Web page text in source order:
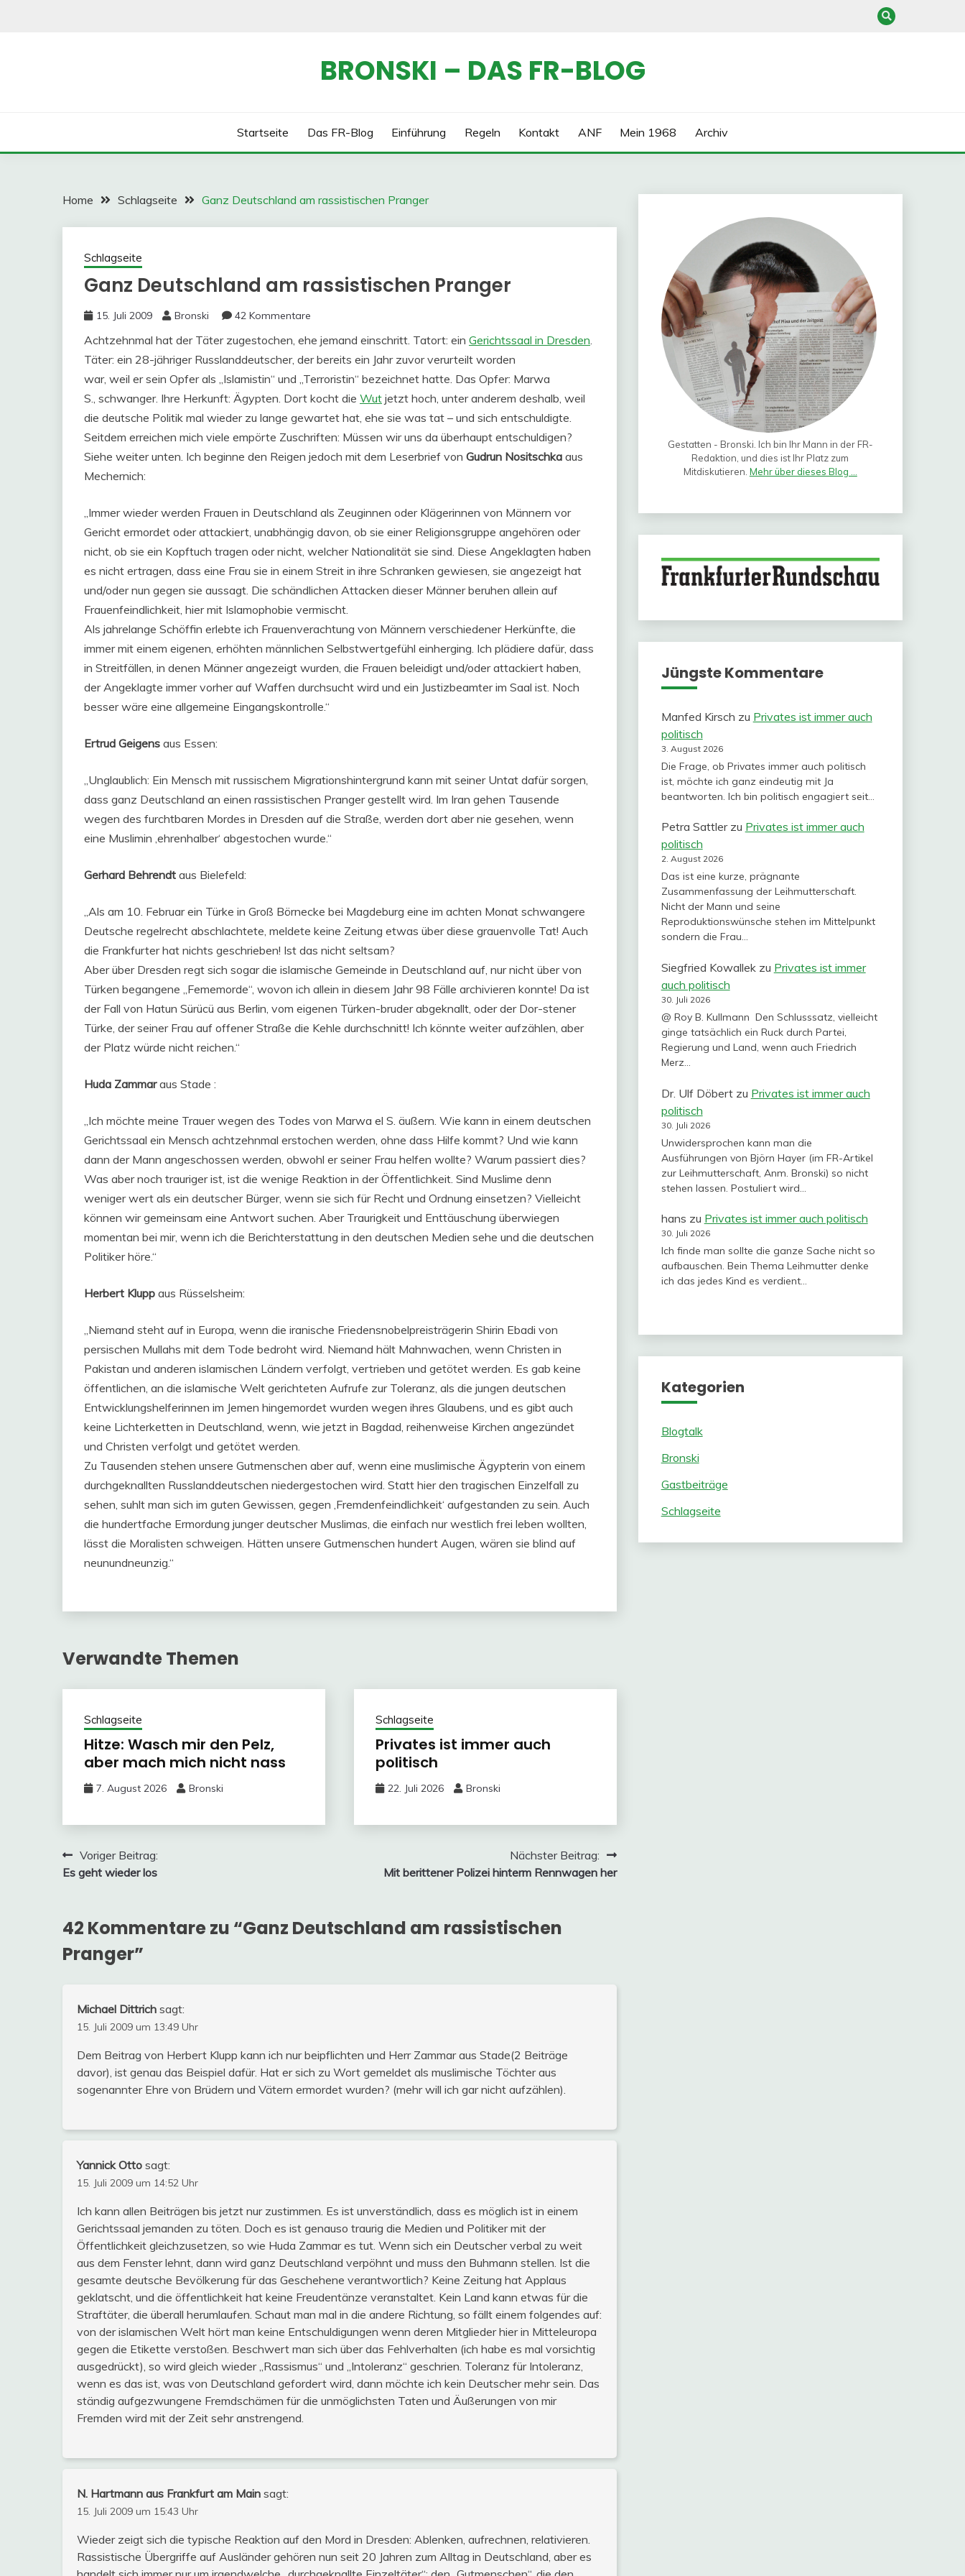
BRONSKI – DAS FR-BLOG
Startseite Das FR-Blog Einführung Regeln Kontakt ANF Mein 1968 Archiv
Home Schlagseite Ganz Deutschland am rassistischen Pranger
Schlagseite
Ganz Deutschland am rassistischen Pranger
15. Juli 2009 Bronski 42 Kommentare
Achtzehnmal hat der Täter zugestochen, ehe jemand einschritt. Tatort: ein Gerichtssaal in Dresden.
Täter: ein 28-jähriger Russlanddeutscher, der bereits ein Jahr zuvor verurteilt worden
war, weil er sein Opfer als „Islamistin“ und „Terroristin“ bezeichnet hatte. Das Opfer: Marwa
S., schwanger. Ihre Herkunft: Ägypten. Dort kocht die Wut jetzt hoch, unter anderem deshalb, weil
die deutsche Politik mal wieder zu lange gewartet hat, ehe sie was tat – und sich entschuldigte.
Seitdem erreichen mich viele empörte Zuschriften: Müssen wir uns da überhaupt entschuldigen?
Siehe weiter unten. Ich beginne den Reigen jedoch mit dem Leserbrief von Gudrun Nositschka aus
Mechernich:
„Immer wieder werden Frauen in Deutschland als Zeuginnen oder Klägerinnen von Männern vor
Gericht ermordet oder attackiert, unabhängig davon, ob sie einer Religionsgruppe angehören oder
nicht, ob sie ein Kopftuch tragen oder nicht, welcher Nationalität sie sind. Diese Angeklagten haben
es nicht ertragen, dass eine Frau sie in einem Streit in ihre Schranken gewiesen, sie angezeigt hat
und/oder nun gegen sie aussagt. Die schändlichen Attacken dieser Männer beruhen allein auf
Frauenfeindlichkeit, hier mit Islamophobie vermischt.
Als jahrelange Schöffin erlebte ich Frauenverachtung von Männern verschiedener Herkünfte, die
immer mit einem eigenen, erhöhten männlichen Selbstwertgefühl einherging. Ich plädiere dafür, dass
in Streitfällen, in denen Männer angezeigt wurden, die Frauen beleidigt und/oder attackiert haben,
der Angeklagte immer vorher auf Waffen durchsucht wird und ein Justizbeamter im Saal ist. Noch
besser wäre eine allgemeine Eingangskontrolle.“
Ertrud Geigens aus Essen:
„Unglaublich: Ein Mensch mit russischem Migrationshintergrund kann mit seiner Untat dafür sorgen,
dass ganz Deutschland an einen rassistischen Pranger gestellt wird. Im Iran gehen Tausende
wegen des furchtbaren Mordes in Dresden auf die Straße, werden dort aber nie gesehen, wenn
eine Muslimin ‚ehrenhalber‘ abgestochen wurde.“
Gerhard Behrendt aus Bielefeld:
„Als am 10. Februar ein Türke in Groß Börnecke bei Magdeburg eine im achten Monat schwangere
Deutsche regelrecht abschlachtete, meldete keine Zeitung etwas über diese grauenvolle Tat! Auch
die Frankfurter hat nichts geschrieben! Ist das nicht seltsam?
Aber über Dresden regt sich sogar die islamische Gemeinde in Deutschland auf, nur nicht über von
Türken begangene „Fememorde“, wovon ich allein in diesem Jahr 98 Fälle archivieren konnte! Da ist
der Fall von Hatun Sürücü aus Berlin, vom eigenen Türken-bruder abgeknallt, oder der Dor-stener
Türke, der seiner Frau auf offener Straße die Kehle durchschnitt! Ich könnte weiter aufzählen, aber
der Platz würde nicht reichen.“
Huda Zammaraus Stade :
„Ich möchte meine Trauer wegen des Todes von Marwa el S. äußern. Wie kann in einem deutschen
Gerichtssaal ein Mensch achtzehnmal erstochen werden, ohne dass Hilfe kommt? Und wie kann
dann der Mann angeschossen werden, obwohl er seiner Frau helfen wollte? Warum passiert dies?
Was aber noch trauriger ist, ist die wenige Reaktion in der Öffentlichkeit. Sind Muslime denn
weniger wert als ein deutscher Bürger, wenn sie sich für Recht und Ordnung einsetzen? Vielleicht
können wir gemeinsam eine Antwort suchen. Aber Traurigkeit und Enttäuschung überwiegen
momentan bei mir, wenn ich die Berichterstattung in den deutschen Medien sehe und die deutschen
Politiker höre.“
Herbert Klupp aus Rüsselsheim:
„Niemand steht auf in Europa, wenn die iranische Friedensnobelpreisträgerin Shirin Ebadi von
persischen Mullahs mit dem Tode bedroht wird. Niemand hält Mahnwachen, wenn Christen in
Pakistan und anderen islamischen Ländern verfolgt, vertrieben und getötet werden. Es gab keine
öffentlichen, an die islamische Welt gerichteten Aufrufe zur Toleranz, als die jungen deutschen
Entwicklungshelferinnen im Jemen hingemordet wurden wegen ihres Glaubens, und es gibt auch
keine Lichterketten in Deutschland, wenn, wie jetzt in Bagdad, reihenweise Kirchen angezündet
und Christen verfolgt und getötet werden.
Zu Tausenden stehen unsere Gutmenschen aber auf, wenn eine muslimische Ägypterin von einem
durchgeknallten Russlanddeutschen niedergestochen wird. Statt hier den tragischen Einzelfall zu
sehen, suhlt man sich im guten Gewissen, gegen ‚Fremdenfeindlichkeit‘ aufgestanden zu sein. Auch
die hundertfache Ermordung junger deutscher Muslimas, die einfach nur westlich frei leben wollten,
lässt die Moralisten schweigen. Hätten unsere Gutmenschen hundert Augen, wären sie blind auf
neunundneunzig.“
Verwandte Themen
Schlagseite
Hitze: Wasch mir den Pelz,
aber mach mich nicht nass
7. August 2026 Bronski
Schlagseite
Privates ist immer auch
politisch
22. Juli 2026 Bronski
Beitragsnavigation
Voriger Beitrag:
Es geht wieder los
Nächster Beitrag:
Mit berittener Polizei hinterm Rennwagen her
42 Kommentare zu “Ganz Deutschland am rassistischen
Pranger”
Michael Dittrich sagt:
15. Juli 2009 um 13:49 Uhr
Dem Beitrag von Herbert Klupp kann ich nur beipflichten und Herr Zammar aus Stade(2 Beiträge
davor), ist genau das Beispiel dafür. Hat er sich zu Wort gemeldet als muslimische Töchter aus
sogenannter Ehre von Brüdern und Vätern ermordet wurden? (mehr will ich gar nicht aufzählen).
Yannick Otto sagt:
15. Juli 2009 um 14:52 Uhr
Ich kann allen Beiträgen bis jetzt nur zustimmen. Es ist unverständlich, dass es möglich ist in einem
Gerichtssaal jemanden zu töten. Doch es ist genauso traurig die Medien und Politiker mit der
Öffentlichkeit gleichzusetzen, so wie Huda Zammar es tut. Wenn sich ein Deutscher verbal zu weit
aus dem Fenster lehnt, dann wird ganz Deutschland verpöhnt und muss den Buhmann stellen. Ist die
gesamte deutsche Bevölkerung für das Geschehene verantwortlich? Keine Zeitung hat Applaus
geklatscht, und die öffentlichkeit hat keine Freudentänze veranstaltet. Kein Land kann etwas für die
Straftäter, die überall herumlaufen. Schaut man mal in die andere Richtung, so fällt einem folgendes auf:
von der islamischen Welt hört man keine Entschuldigungen wenn deren Mitglieder hier in Mitteleuropa
gegen die Etikette verstoßen. Beschwert man sich über das Fehlverhalten (ich habe es mal vorsichtig
ausgedrückt), so wird gleich wieder „Rassismus“ und „Intoleranz“ geschrien. Toleranz für Intoleranz,
wenn es das ist, was von Deutschland gefordert wird, dann möchte ich kein Deutscher mehr sein. Das
ständig aufgezwungene Fremdschämen für die unmöglichsten Taten und Äußerungen von mir
Fremden wird mit der Zeit sehr anstrengend.
N. Hartmann aus Frankfurt am Main sagt:
15. Juli 2009 um 15:43 Uhr
Wieder zeigt sich die typische Reaktion auf den Mord in Dresden: Ablenken, aufrechnen, relativieren.
Rassistische Übergriffe auf Ausländer gehören nun seit 20 Jahren zum Alltag in Deutschland, aber es
Gestatten - Bronski. Ich bin Ihr Mann in der FR-
Redaktion, und dies ist Ihr Platz zum
Mitdiskutieren. Mehr über dieses Blog ...
Jüngste Kommentare
Manfed Kirsch zu Privates ist immer auch
politisch
3. August 2026
Die Frage, ob Privates immer auch politisch
ist, möchte ich ganz eindeutig mit Ja
beantworten. Ich bin politisch engagiert seit…
Petra Sattlerzu Privates ist immer auch
politisch
2. August 2026
Das ist eine kurze, prägnante
Zusammenfassung der Leihmutterschaft.
Nicht der Mann und seine
Reproduktionswünsche stehen im Mittelpunkt
sondern die Frau…
Siegfried Kowallekzu Privates ist immer
auch politisch
30. Juli 2026
@ Roy B. Kullmann Den Schlusssatz, vielleicht
ginge tatsächlich ein Ruck durch Partei,
Regierung und Land, wenn auch Friedrich
Merz…
Dr. Ulf Döbertzu Privates ist immer auch
politisch
30. Juli 2026
Unwidersprochen kann man die
Ausführungen von Björn Hayer (im FR-Artikel
zur Leihmutterschaft, Anm. Bronski) so nicht
stehen lassen. Postuliert wird…
hans zu Privates ist immer auch politisch
30. Juli 2026
Ich finde man sollte die ganze Sache nicht so
aufbauschen. Bein Thema Leihmutter denke
ich das jedes Kind es verdient…
Kategorien
Blogtalk
Bronski
Gastbeiträge
Schlagseite